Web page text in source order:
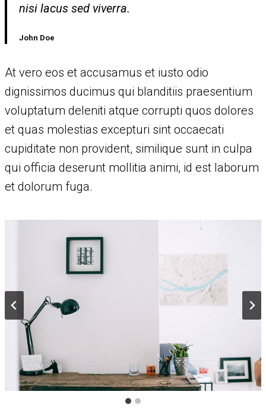
nisi lacus sed viverra.
John Doe
At vero eos et accusamus et iusto odio
dignissimos ducimus qui blanditiis praesentium
voluptatum deleniti atque corrupti quos dolores
et quas molestias excepturi sint occaecati
cupiditate non provident, similique sunt in culpa
qui officia deserunt mollitia animi, id est laborum
et dolorum fuga.